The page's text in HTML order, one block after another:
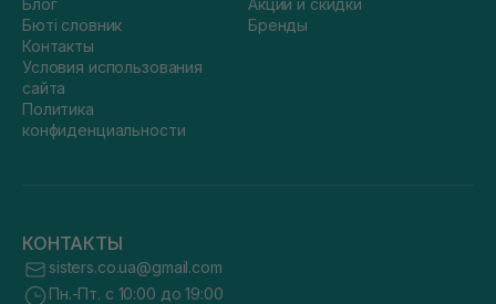
Блог
Бюті словник
Контакты
Условия использования
сайта
Политика
конфиденциальности
Акции и скидки
Бренды
КОНТАКТЫ
sisters.co.ua@gmail.com
Пн.-Пт. с 10:00 до 19:00